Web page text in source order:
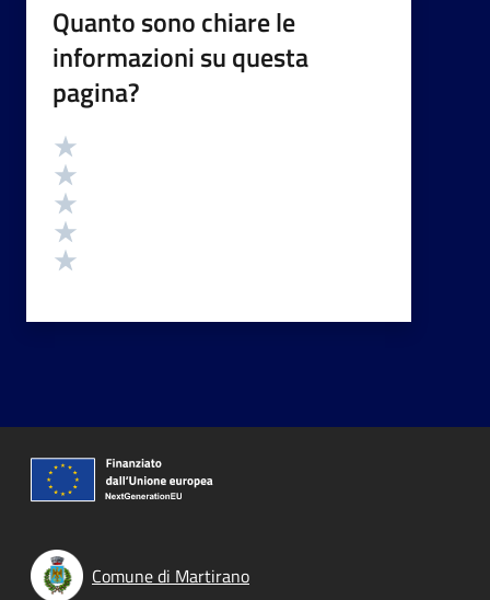
Quanto sono chiare le
informazioni su questa
pagina?
Valutazione
Comune di Martirano